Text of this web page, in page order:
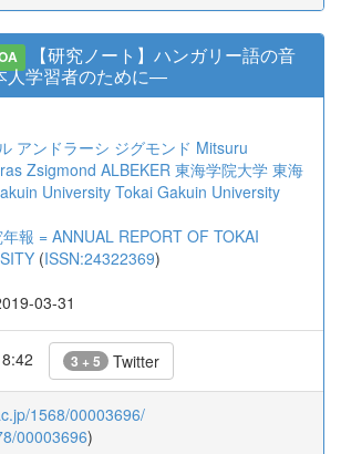
【研究ノート】ハンガリー語の音
学習者のために―
アンドラーシ ジグモンド Mitsuru
Zsigmond ALBEKER 東海学院大学 東海
University Tokai Gakuin University
報 = ANNUAL REPORT OF TOKAI
(ISSN:24322369)
03-31
3 + 5 Twitter
1568/00003696/
00003696)